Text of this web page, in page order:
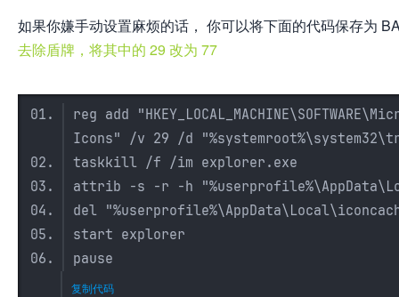
如果你嫌手动设置麻烦的话， 你可以将下面的代码保存为
去除盾牌，将其中的 29 改为 77
reg add
Icons" /v 29 /d
taskkill /f /im explorer.exe
attrib -s -r -h
del
start explorer
pause
复制代码